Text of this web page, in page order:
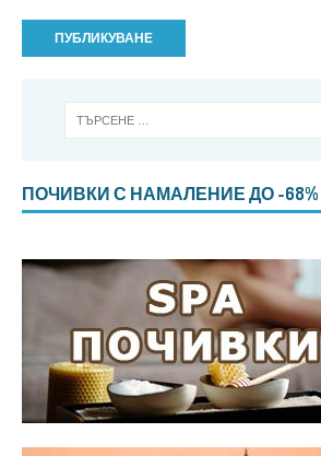
ПОЧИВКИ С НАМАЛЕНИЕ ДО -68%